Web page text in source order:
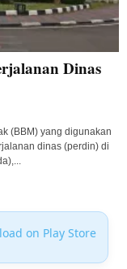
Dinas
(BBM) yang digunakan
dinas (perdin) di